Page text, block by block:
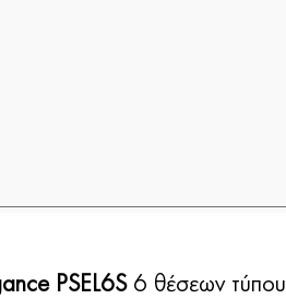
PSEL6S6 θέσεων τύπου